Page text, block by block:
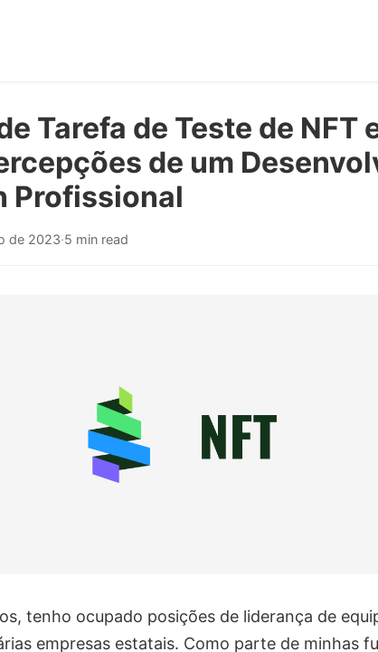
Tarefa de Teste de NFT
de um
Profissional
de 2023·5 min read
tenho ocupado posições de liderança de
empresas estatais. Como parte de minhas